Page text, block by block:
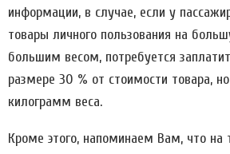
информации, в случае, если у
товары личного пользования на
большим весом, потребуется
размере 30 % от стоимости товара,
килограмм веса.
Кроме этого, напоминаем Вам, что на